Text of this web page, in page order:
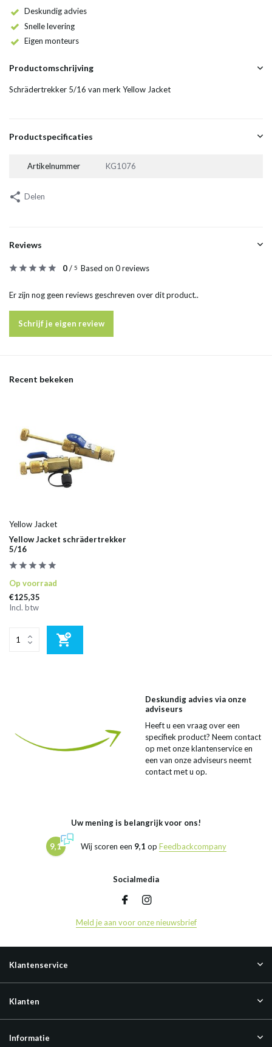
Deskundig advies
Snelle levering
Eigen monteurs
Productomschrijving
Schrädertrekker 5/16 van merk Yellow Jacket
Productspecificaties
Artikelnummer KG1076
Delen
Reviews
0/ 5 Based on 0 reviews
Er zijn nog geen reviews geschreven over dit product..
Schrijf je eigen review
Recent bekeken
Yellow Jacket
Yellow Jacket schrädertrekker
5/16
Op voorraad
€125,35
Incl. btw
Deskundig advies via onze
adviseurs
Heeft u een vraag over een
specifiek product? Neem contact
op met onze klantenservice en
een van onze adviseurs neemt
contact met u op.
Uw mening is belangrijk voor ons!
9,1 Wij scoren een 9,1 op Feedbackcompany
Socialmedia
Meld je aan voor onze nieuwsbrief
Klantenservice
Klanten
Informatie